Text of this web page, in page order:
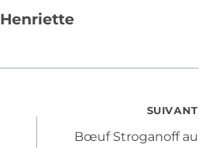
Henriette
SUIVANT
Bœuf Stroganoff au